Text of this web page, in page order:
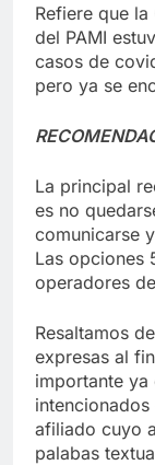
Refiere que
del PAMI
casos de
pero ya se
La principal
es no
comunicarse
Las opciones
operadores
Resaltamos
expresas al
importante ya
afiliado cuyo
palabas